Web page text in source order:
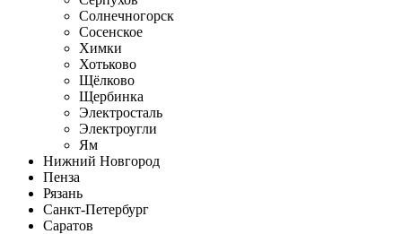
Солнечногорск
Сосенское
Химки
Хотьково
Щёлково
Щербинка
Электросталь
Электроугли
Ям
Нижний Новгород
Пенза
Рязань
Санкт-Петербург
Саратов